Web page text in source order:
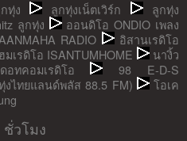
ทุ่ง ลูกทุ่งเน็ตเวิร์ก
ลูกทุ่ง
ลูกทุ่ง
ออนดิโอ ONDIO เพลง
RADIO
อิสานเรดิโอ
เรดิโอ ISANTUMHOME
นางิ้ว
อทคอมเรดิโอ
98 E-D-S
งไทยแลนด์พลัส 88.5 FM)
โอเค
วโมง